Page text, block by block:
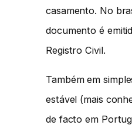
casamento. No
documento é
Registro Civil.
Também em
estável (mais
de facto em